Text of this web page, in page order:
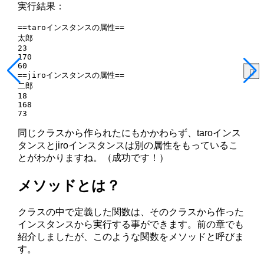
実行結果：
==taroインスタンスの属性==
太郎
23
170
60
==jiroインスタンスの属性==
二郎
18
168
73
同じクラスから作られたにもかかわらず、taroインス
タンスとjiroインスタンスは別の属性をもっているこ
とがわかりますね。（成功です！）
メソッドとは？
クラスの中で定義した関数は、そのクラスから作った
インスタンスから実行する事ができます。前の章でも
紹介しましたが、このような関数をメソッドと呼びま
す。